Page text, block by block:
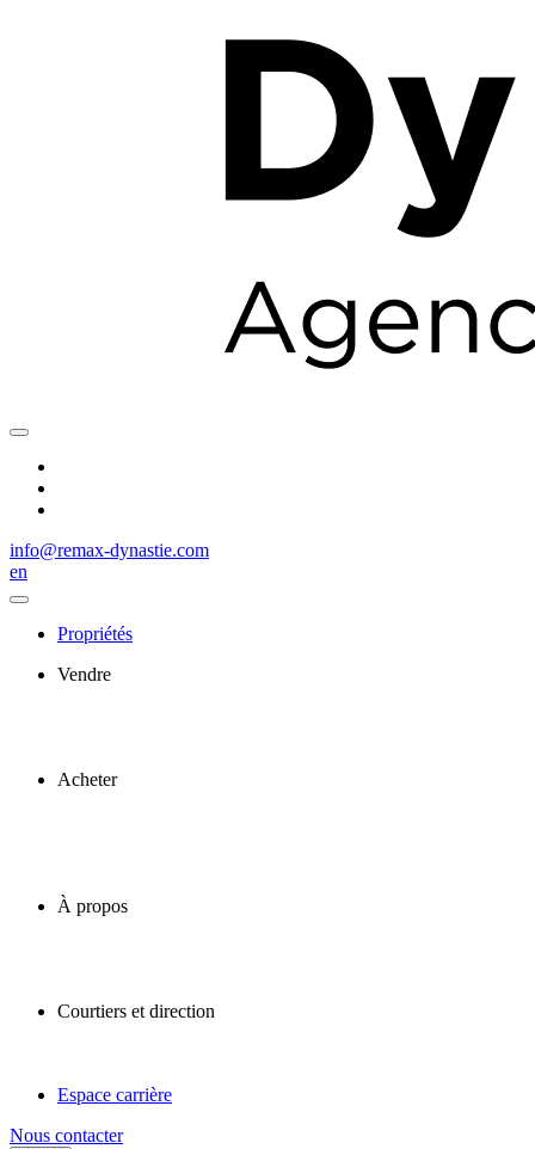
info@remax-dynastie.com
en
Propriétés
Vendre
Acheter
À propos
Courtiers et direction
Espace carrière
Nous contacter